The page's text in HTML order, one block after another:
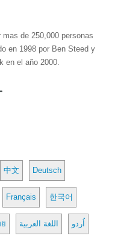
de 250,000 personas
en 1998 por Ben Steed y
en el año 2000.
中文 Deutsch
Français 한국어
اللغة العربية اُردو